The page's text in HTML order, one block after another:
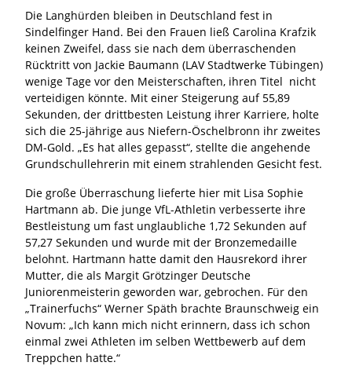
Die Langhürden bleiben in Deutschland fest in
Sindelfinger Hand. Bei den Frauen ließ Carolina Krafzik
keinen Zweifel, dass sie nach dem überraschenden
Rücktritt von Jackie Baumann (LAV Stadtwerke Tübingen)
wenige Tage vor den Meisterschaften, ihren Titel nicht
verteidigen könnte. Mit einer Steigerung auf 55,89
Sekunden, der drittbesten Leistung ihrer Karriere, holte
sich die 25-jährige aus Niefern-Öschelbronn ihr zweites
DM-Gold. „Es hat alles gepasst“, stellte die angehende
Grundschullehrerin mit einem strahlenden Gesicht fest.
Die große Überraschung lieferte hier mit Lisa Sophie
Hartmann ab. Die junge VfL-Athletin verbesserte ihre
Bestleistung um fast unglaubliche 1,72 Sekunden auf
57,27 Sekunden und wurde mit der Bronzemedaille
belohnt. Hartmann hatte damit den Hausrekord ihrer
Mutter, die als Margit Grötzinger Deutsche
Juniorenmeisterin geworden war, gebrochen. Für den
„Trainerfuchs“ Werner Späth brachte Braunschweig ein
Novum: „Ich kann mich nicht erinnern, dass ich schon
einmal zwei Athleten im selben Wettbewerb auf dem
Treppchen hatte.“